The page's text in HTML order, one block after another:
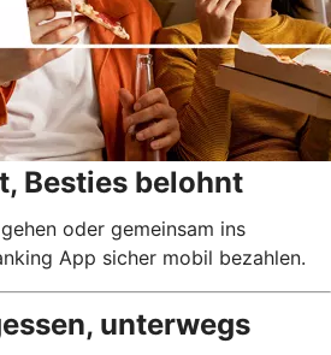
Besties belohnt
oder gemeinsam ins
App sicher mobil bezahlen.
unterwegs